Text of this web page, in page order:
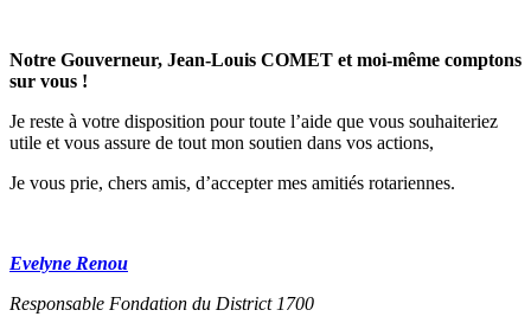
Notre Gouverneur, Jean-Louis COMET et moi-même comptons
sur vous !
Je reste à votre disposition pour toute l’aide que vous souhaiteriez
utile et vous assure de tout mon soutien dans vos actions,
Je vous prie, chers amis, d’accepter mes amitiés rotariennes.
Evelyne Renou
Responsable Fondation du District 1700